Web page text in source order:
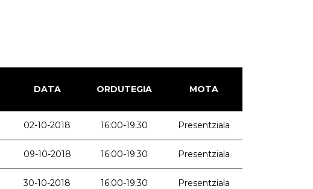
DATA ORDUTEGIA MOTA
02-10-2018 16:00-19:30 Presentziala
09-10-2018 16:00-19:30 Presentziala
30-10-2018 16:00-19:30 Presentziala